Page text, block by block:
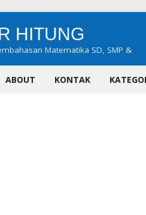
HITUNG
Matematika SD, SMP &
ABOUT KONTAK